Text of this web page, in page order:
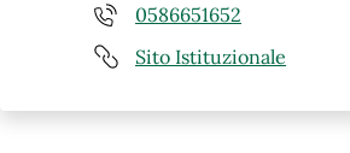
0586651652
Sito Istituzionale